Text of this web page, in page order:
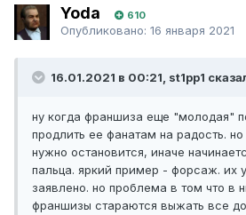
Yoda 610
Опубликовано: 16 января 2021
16.01.2021 в 00:21, st1pp1
ну когда франшиза еще "молодая"
продлить ее фанатам на радость.
нужно остановится, иначе
пальца. яркий пример - форсаж. их
заявлено. но проблема в том что в
франшизы стараются выжать все